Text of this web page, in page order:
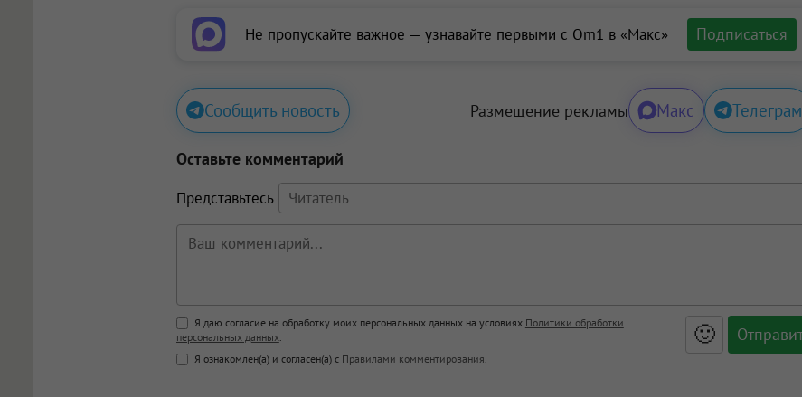
Не пропускайте важное — узнавайте первыми с Om1 в «Макс» Подписаться
Сообщить новость Размещение рекламы Макс Телеграм
Оставьте комментарий
Представьтесь
Поддержка HTML
<b>, <strong>, <u>, <i>, <em>, <s>, <big>, <small>, <sup>, <sub>, <pre>, <ul>, <ol>, <li>,
<blockquote>, <code> экранирует HTML, адреса URL автоматически становятся ссылками, и
Я даю согласие на обработку моих персональных данных на условиях Политики обработки
персональных данных.
Я ознакомлен(а) и согласен(а) с Правилами комментирования.
🙂